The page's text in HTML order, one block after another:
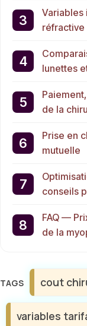
Variables
réfractive
lunettes
de la
Prise en
mutuelle
conseils
FAQ —
de la
Étiquettes
cout
variables